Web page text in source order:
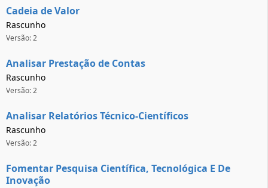
Cadeia de Valor
Rascunho
Versão: 2
Analisar Prestação de Contas
Rascunho
Versão: 2
Analisar Relatórios Técnico-Científicos
Rascunho
Versão: 2
Fomentar Pesquisa Científica, Tecnológica E De
Inovação